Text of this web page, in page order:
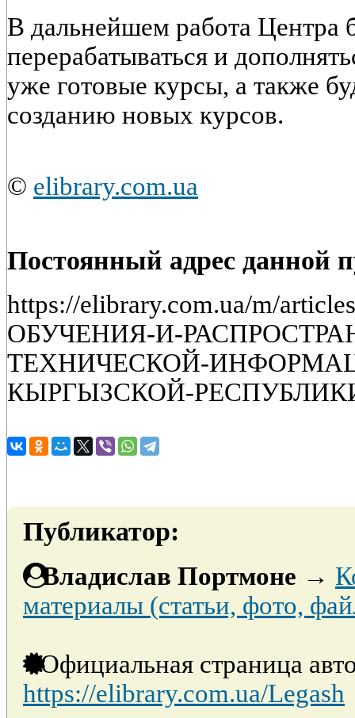
В дальнейшем работа Центра
перерабатываться и
уже готовые курсы, а также
созданию новых курсов.
© elibrary.com.ua
Постоянный адрес данной
https://elibrary.com.ua/m/
ОБУЧЕНИЯ-И-
ТЕХНИЧЕСКОЙ-
КЫРГЫЗСКОЙ-
Публикатор:
Владислав Портмоне →
материалы (статьи, фото,
Официальная страница
https://elibrary.com.ua/Legash